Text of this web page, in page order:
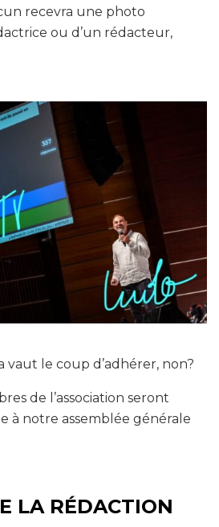
recevra une photo
ou d’un rédacteur,
vaut le coup d’adhérer, non?
de l’association seront
à notre assemblée générale
LA RÉDACTION